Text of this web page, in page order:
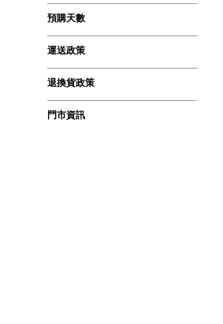
預購天數
運送政策
退換貨政策
門市資訊